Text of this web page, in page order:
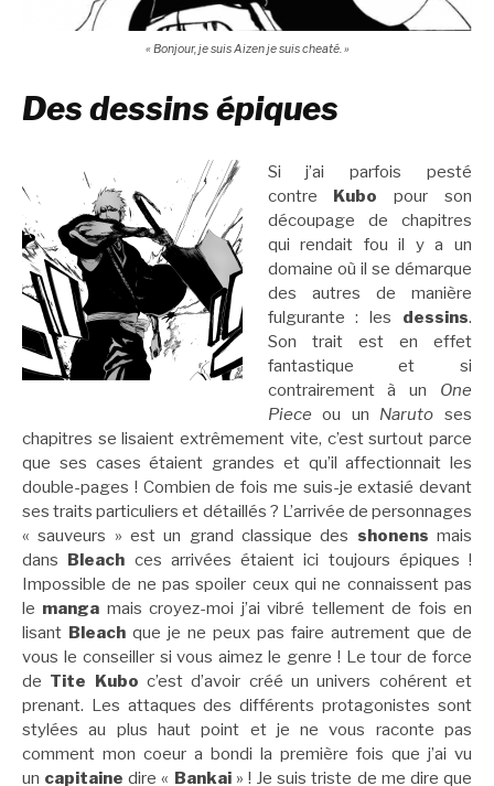
« Bonjour, je suis Aizen je suis cheaté. »
Des dessins épiques
Si j’ai parfois pesté
contre Kubo pour son
découpage de chapitres
qui rendait fou il y a un
domaine où il se démarque
des autres de manière
fulgurante : les dessins.
Son trait est en effet
fantastique et si
contrairement à un One
Piece ou un Naruto ses
chapitres se lisaient extrêmement vite, c’est surtout parce
que ses cases étaient grandes et qu’il affectionnait les
double-pages ! Combien de fois me suis-je extasié devant
ses traits particuliers et détaillés ? L’arrivée de personnages
« sauveurs » est un grand classique des shonens mais
dans Bleach ces arrivées étaient ici toujours épiques !
Impossible de ne pas spoiler ceux qui ne connaissent pas
le manga mais croyez-moi j’ai vibré tellement de fois en
lisant Bleach que je ne peux pas faire autrement que de
vous le conseiller si vous aimez le genre ! Le tour de force
de Tite Kubo c’est d’avoir créé un univers cohérent et
prenant. Les attaques des différents protagonistes sont
stylées au plus haut point et je ne vous raconte pas
comment mon coeur a bondi la première fois que j’ai vu
un capitaine dire « Bankai» ! Je suis triste de me dire que